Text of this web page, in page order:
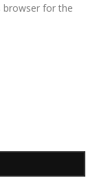
browser for the